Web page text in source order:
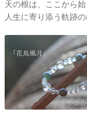
天の根は、ここから
人生に寄り添う軌跡